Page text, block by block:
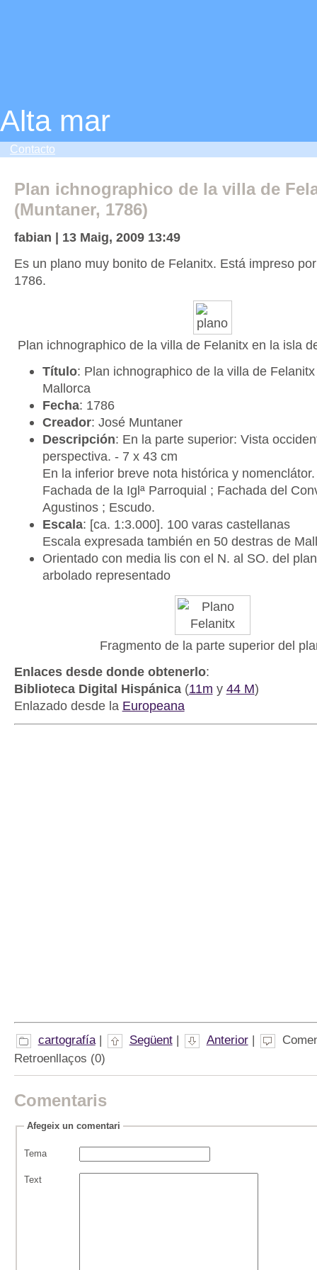
Alta mar
Contacto
Plan ichnographico de la villa de
(Muntaner, 1786)
fabian | 13 Maig, 2009 13:49
Es un plano muy bonito de Felanitx. Está impreso
1786.
Plan ichnographico de la villa de Felanitx en la isla
Título: Plan ichnographico de la villa de
Mallorca
Fecha: 1786
Creador: José Muntaner
Descripción: En la parte superior: Vista
perspectiva. - 7 x 43 cm
En la inferior breve nota histórica y nomenclátor.
Fachada de la Iglª Parroquial ; Fachada del
Agustinos ; Escudo.
Escala: [ca. 1:3.000]. 100 varas castellanas
Escala expresada también en 50 destras de
Orientado con media lis con el N. al SO. del
arbolado representado
Fragmento de la parte superior del
Enlaces desde donde obtenerlo:
Biblioteca Digital Hispánica(11m y 44 M)
Enlazado desde la Europeana
cartografía| Següent| Anterior|
Retroenllaços (0)
Comentaris
Afegeix un comentari
Tema
Text